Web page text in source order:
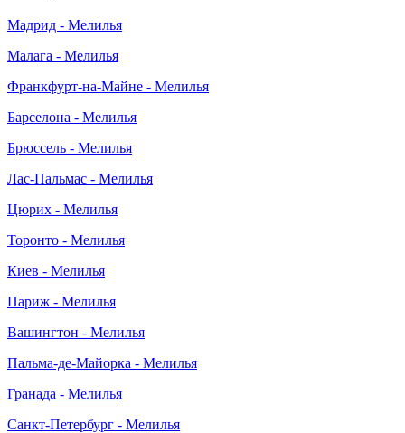
Мадрид - Мелилья
Малага - Мелилья
Франкфурт-на-Майне - Мелилья
Барселона - Мелилья
Брюссель - Мелилья
Лас-Пальмас - Мелилья
Цюрих - Мелилья
Торонто - Мелилья
Киев - Мелилья
Париж - Мелилья
Вашингтон - Мелилья
Пальма-де-Майорка - Мелилья
Гранада - Мелилья
Санкт-Петербург - Мелилья